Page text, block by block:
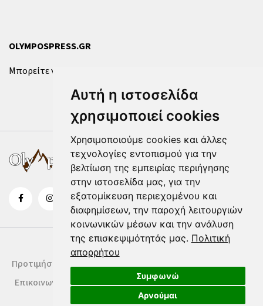
Αυτή η ιστοσελίδα
χρησιμοποιεί cookies
Χρησιμοποιούμε cookies και άλλες
τεχνολογίες εντοπισμού για την
βελτίωση της εμπειρίας περιήγησης
στην ιστοσελίδα μας, για την
εξατομίκευση περιεχομένου και
διαφημίσεων, την παροχή λειτουργιών
κοινωνικών μέσων και την ανάλυση
της επισκεψιμότητάς μας. Πολιτική
απορρήτου
Συμφωνώ
Αρνούμαι
OLYMPOSPRESS.GR
Μπορείτε να επικοινωνήσετε μαζί μας μέσω της
Προτιμήσεις Cookies Δήλωση Cookies Όροι Χρήσης
Επικοινωνία